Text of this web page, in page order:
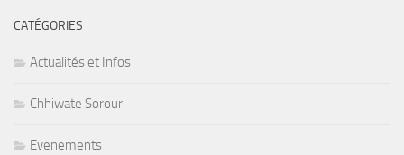
CATÉGORIES
Actualités et Infos
Chhiwate Sorour
Evenements